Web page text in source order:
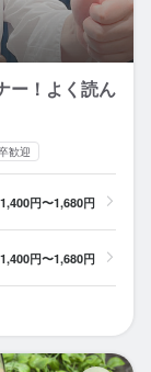
ー！よく読ん
歓迎
1,400円〜1,680円
1,400円〜1,680円